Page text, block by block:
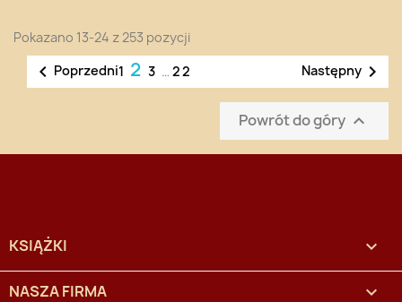
Pokazano 13-24 z 253 pozycji
 Poprzedni1 2 3 … 22 Następny 
Powrót do góry 
KSIĄŻKI 
NASZA FIRMA 